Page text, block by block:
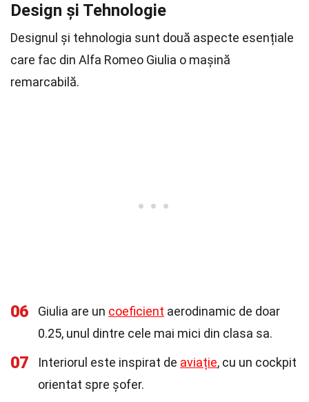
Design și Tehnologie
Designul și tehnologia sunt două aspecte esențiale
care fac din Alfa Romeo Giulia o mașină
remarcabilă.
06 Giulia are un coeficient aerodinamic de doar
0.25, unul dintre cele mai mici din clasa sa.
07 Interiorul este inspirat de aviație, cu un cockpit
orientat spre șofer.